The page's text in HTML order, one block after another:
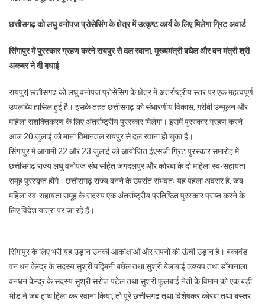
उड़ान
बनाई
छत्तीसगढ़ को लघु वनोपज प्रोसेसिंग के क्षेत्र में उत्कृष्ट कार्य के लिए मिलेगा ग्रिट अवार्ड
सिंगापुर में पुरस्कार ग्रहण करने रायपुर से दल रवाना,मुख्यमंत्री बघेल और वन मंत्री श्री
अकबर ने दी बधाई
रायपुर| छत्तीसगढ़ को लघु वनोपज प्रोसेसिंग के क्षेत्र में अंतर्राष्ट्रीय स्तर पर एक महत्वपूर्ण
उपलब्धि हासिल हुई है। इसके तहत छत्तीसगढ़ को संधारणीय विकास, गरीबी उन्मूलन और
महिला सशक्तिकरण के लिए अंतर्राष्ट्रीय पुरस्कार मिलेगा। इसमें पुरस्कार ग्रहण करने
आज 20 जुलाई को माना विमानतल रायपुर से दल रवाना हो चुका है।
सिंगापुर में आगामी 22 और 23 जुलाई को आयोजित ईएसजी ग्रिट पुरस्कार समारोह में
छत्तीसगढ़ राज्य लघु वनोपज संघ सहित जगदलपुर और कोरबा के दो महिला स्व-सहायता
समूह पुरस्कृत होंगे। छत्तीसगढ़ राज्य बनने के उपरांत संभवतः यह पहला अवसर है, जब
महिला स्व-सहायता समूह के सदस्य एक अंतर्राष्ट्रीय प्रतिष्ठित पुरस्कार प्राप्त करने के
लिए विदेश यात्रा पर जा रहे हैं।
सिंगापुर के लिए भरी यह उड़ान उनकी आकांक्षाओं और सपनों की ऊंची उड़ान है। बकावंड
वन धन केन्द्र के सदस्य सुश्री पद्मिनी बघेल तथा सुश्री बेलाबाई कश्यप तथा डोंगानाला
वनधन केन्द्र के सदस्य सुश्री सरोज पटेल तथा सुश्री फूलबाई नेती के विमान को एक बड़ी
भीड़ ने जब हाथ हिला कर रवाना किया, तो पूरे छत्तीसगढ़ तथा विशेषकर कोरबा तथा बस्तर